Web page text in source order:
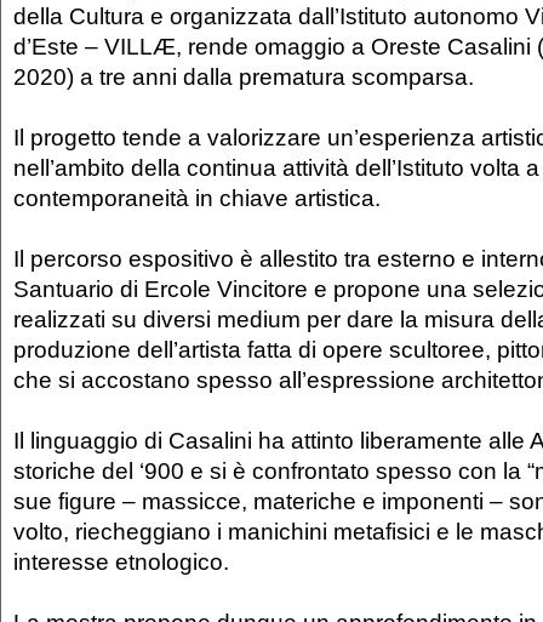
della Cultura e organizzata dall’Istituto autonomo
d’Este – VILLÆ, rende omaggio a Oreste Casalini
2020) a tre anni dalla prematura scomparsa.
Il progetto tende a valorizzare un’esperienza
nell’ambito della continua attività dell’Istituto volta
contemporaneità in chiave artistica.
Il percorso espositivo è allestito tra esterno e
Santuario di Ercole Vincitore e propone una
realizzati su diversi medium per dare la misura
produzione dell’artista fatta di opere scultoree,
che si accostano spesso all’espressione
Il linguaggio di Casalini ha attinto liberamente alle
storiche del ‘900 e si è confrontato spesso con la
sue figure – massicce, materiche e imponenti –
volto, riecheggiano i manichini metafisici e le
interesse etnologico.